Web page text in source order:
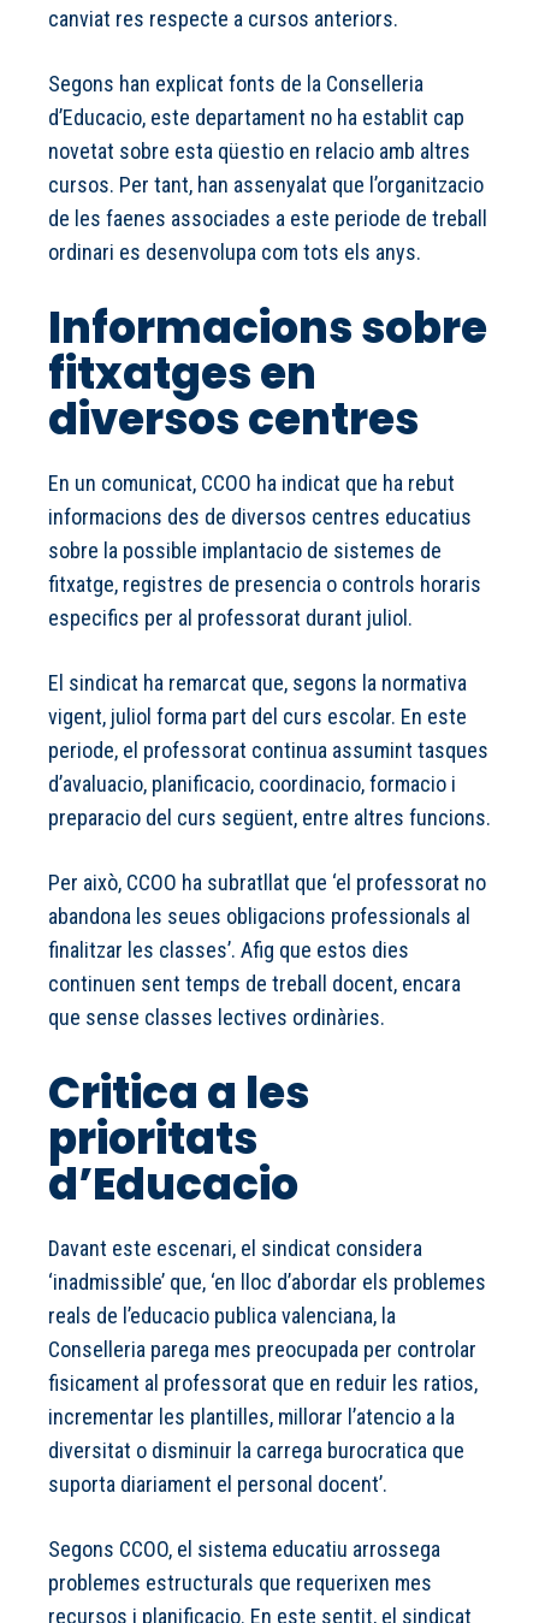
canviat res respecte a cursos anteriors.
Segons han explicat fonts de la Conselleria
d’Educacio, este departament no ha establit cap
novetat sobre esta qüestio en relacio amb altres
cursos. Per tant, han assenyalat que l’organitzacio
de les faenes associades a este periode de treball
ordinari es desenvolupa com tots els anys.
Informacions sobre
fitxatges en
diversos centres
En un comunicat, CCOO ha indicat que ha rebut
informacions des de diversos centres educatius
sobre la possible implantacio de sistemes de
fitxatge, registres de presencia o controls horaris
especifics per al professorat durant juliol.
El sindicat ha remarcat que, segons la normativa
vigent, juliol forma part del curs escolar. En este
periode, el professorat continua assumint tasques
d’avaluacio, planificacio, coordinacio, formacio i
preparacio del curs següent, entre altres funcions.
Per això, CCOO ha subratllat que ‘el professorat no
abandona les seues obligacions professionals al
finalitzar les classes’. Afig que estos dies
continuen sent temps de treball docent, encara
que sense classes lectives ordinàries.
Critica a les
prioritats
d’Educacio
Davant este escenari, el sindicat considera
‘inadmissible’ que, ‘en lloc d’abordar els problemes
reals de l’educacio publica valenciana, la
Conselleria parega mes preocupada per controlar
fisicament al professorat que en reduir les ratios,
incrementar les plantilles, millorar l’atencio a la
diversitat o disminuir la carrega burocratica que
suporta diariament el personal docent’.
Segons CCOO, el sistema educatiu arrossega
problemes estructurals que requerixen mes
recursos i planificacio. En este sentit, el sindicat